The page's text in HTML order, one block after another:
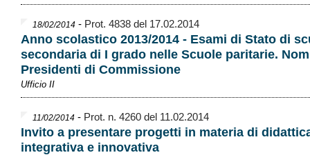
18/02/2014 - Prot. 4838 del 17.02.2014
Anno scolastico 2013/2014 - Esami di Stato di
secondaria di I grado nelle Scuole paritarie.
Presidenti di Commissione
Ufficio II
11/02/2014 - Prot. n. 4260 del 11.02.2014
Invito a presentare progetti in materia di
integrativa e innovativa